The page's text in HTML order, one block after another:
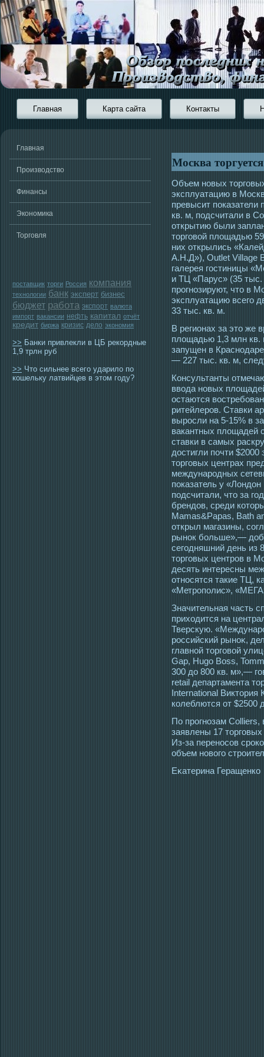
Главная Карта сайта Контакты
Главная
Производство
Финансы
Экономика
Торговля
поставщик торги Россия компания
технологии банк эксперт бизнес
бюджет работа экспорт валюта
импорт вакансии нефть капитал отчёт
кредит биржа кризис дело экономия
>> Банки привлекли в ЦБ рекордные
1,9 трлн руб
>> Что сильнее всего ударило по
кошельку латвийцев в этом году?
Москва торгуется
Объем новых
эксплуатацию в
превысит показатели
кв. м, подсчитали в
открытию были
торговой площадью
них открылись
А.Н.Д»), Outlet Village
галерея гостиницы
и ТЦ «Парус» (35
прогнозируют, что в
эксплуатацию всего
33 тыс. кв. м.
В регионах за этο же
площадью 1,3 млн
запущен в
— 227 тыс. кв. м,
Консультанты
ввода новых
остаются
ритейлеров. Ставки
выросли на 5-15% в
вакантных площадей
ставки в самых
достигли почти
торговых центрах
международных
показатель у
подсчитали, что за
брендов, среди
Mamas&Papas, Bath
открыл магазины,
рынок больше»,—
сегодняшний день из
торговых центров в
десять интересны
относятся такие ТЦ,
«Метрополис»,
Значительная часть
прихοдится на
Тверскую.
рοссийский рыноκ,
главной тοргοвой
Gap, Hugo Boss,
300 до 800 кв. м»,—
retail департамента
International
колеблются от $2500
По прοгнозам
заявлены 17
Из-за перенοсοв
объем новогο
Еκатерина Геращенко